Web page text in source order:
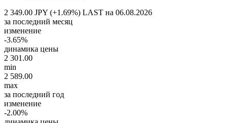
2 349.00 JPY (+1.69%) LAST на 06.08.2026
за последний месяц
изменение
-3.65%
динамика цены
2 301.00
min
2 589.00
max
за последний год
изменение
-2.00%